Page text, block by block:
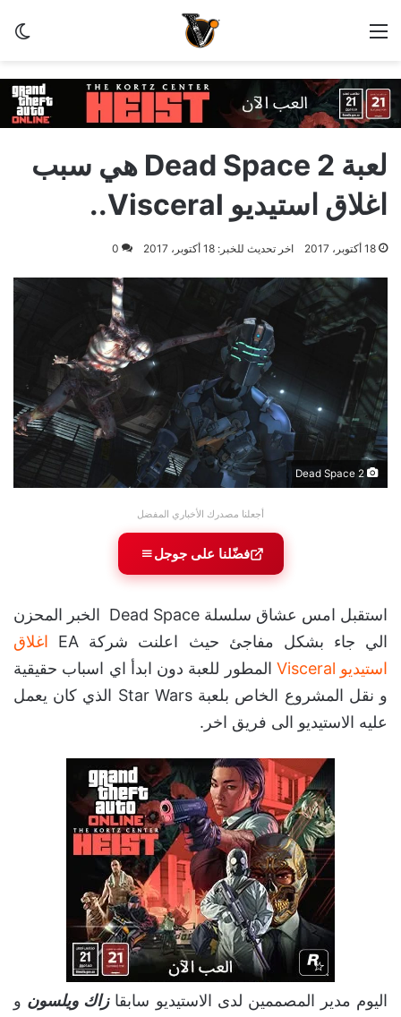
القائمة
لعبة Dead Space 2 هي سبب
اغلاق استيديو Visceral..
18 أكتوبر، 2017 اخر تحديث للخبر: 18 أكتوبر، 2017 0
Dead Space 2
أجعلنا مصدرك الأخباري المفضل
فضّلنا على جوجل
استقبل امس عشاق سلسلة Dead Space الخبر المحزن
الي جاء بشكل مفاجئ حيث اعلنت شركة EA
اغلاق
استيديو Visceral
المطور للعبة دون ابدأ اي اسباب حقيقية
و نقل المشروع الخاص بلعبة Star Wars الذي كان يعمل
عليه الاستيديو الى فريق اخر.
اليوم مدير المصممين لدى الاستيديو سابقازاك ويلسون و